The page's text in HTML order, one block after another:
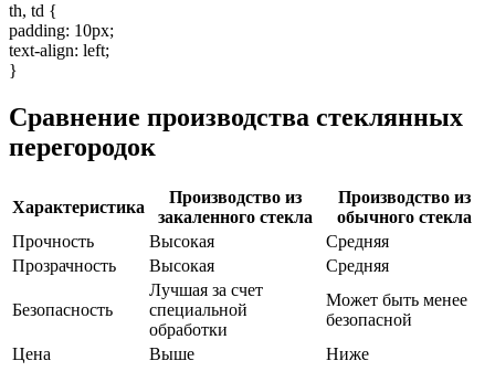
th, td {
padding: 10px;
text-align: left;
}
Сравнение производства стеклянных
перегородок
Характеристика
Производство из
закаленного стекла
Производство из
обычного стекла
Прочность
Высокая
Средняя
Прозрачность
Высокая Средняя
Безопасность
Лучшая за счет
специальной
обработки
Может быть менее
безопасной
Цена
Выше Ниже